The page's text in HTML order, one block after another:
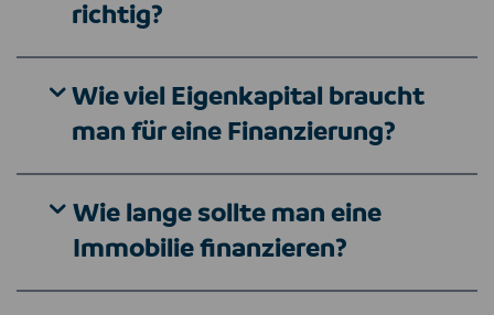
richtig?
Wie viel Eigenkapital braucht
man für eine Finanzierung?
Wie lange sollte man eine
Immobilie finanzieren?